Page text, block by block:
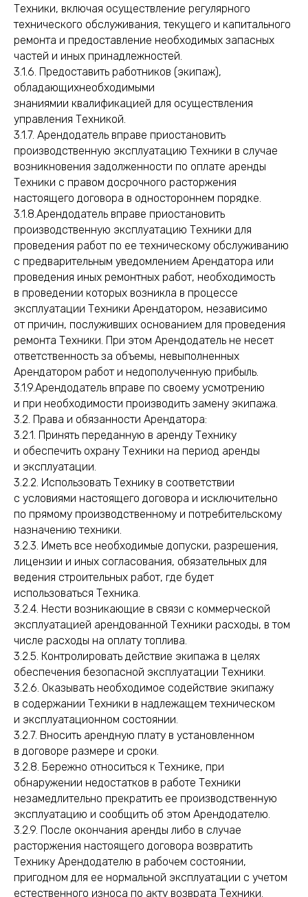
Техники, включая осуществление регулярного
технического обслуживания, текущего и капитального
ремонта и предоставление необходимых запасных
частей и иных принадлежностей.
3.1.6. Предоставить работников (экипаж),
обладающихнеобходимыми
знаниямии квалификацией для осуществления
управления Техникой.
3.1.7. Арендодатель вправе приостановить
производственную эксплуатацию Техники в случае
возникновения задолженности по оплате аренды
Техники с правом досрочного расторжения
настоящего договора в одностороннем порядке.
3.1.8.Арендодатель вправе приостановить
производственную эксплуатацию Техники для
проведения работ по ее техническому обслуживанию
с предварительным уведомлением Арендатора или
проведения иных ремонтных работ, необходимость
в проведении которых возникла в процессе
эксплуатации Техники Арендатором, независимо
от причин, послуживших основанием для проведения
ремонта Техники. При этом Арендодатель не несет
ответственность за объемы, невыполненных
Арендатором работ и недополученную прибыль.
3.1.9.Арендодатель вправе по своему усмотрению
и при необходимости производить замену экипажа.
3.2. Права и обязанности Арендатора:
3.2.1. Принять переданную в аренду Технику
и обеспечить охрану Техники на период аренды
и эксплуатации.
3.2.2. Использовать Технику в соответствии
с условиями настоящего договора и исключительно
по прямому производственному и потребительскому
назначению техники.
3.2.3. Иметь все необходимые допуски, разрешения,
лицензии и иных согласования, обязательных для
ведения строительных работ, где будет
использоваться Техника.
3.2.4. Нести возникающие в связи с коммерческой
эксплуатацией арендованной Техники расходы, в том
числе расходы на оплату топлива.
3.2.5. Контролировать действие экипажа в целях
обеспечения безопасной эксплуатации Техники.
3.2.6. Оказывать необходимое содействие экипажу
в содержании Техники в надлежащем техническом
и эксплуатационном состоянии.
3.2.7. Вносить арендную плату в установленном
в договоре размере и сроки.
3.2.8. Бережно относиться к Технике, при
обнаружении недостатков в работе Техники
незамедлительно прекратить ее производственную
эксплуатацию и сообщить об этом Арендодателю.
3.2.9. После окончания аренды либо в случае
расторжения настоящего договора возвратить
Технику Арендодателю в рабочем состоянии,
пригодном для ее нормальной эксплуатации с учетом
естественного износа по акту возврата Техники.